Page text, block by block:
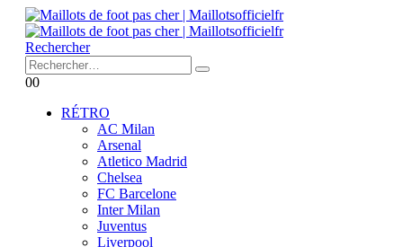
Rechercher
00
RÉTRO
AC Milan
Arsenal
Atletico Madrid
Chelsea
FC Barcelone
Inter Milan
Juventus
Liverpool